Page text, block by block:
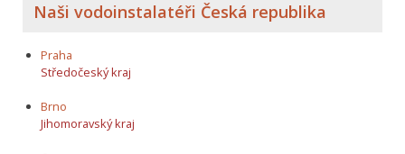
Naši vodoinstalatéři Česká republika
Praha
Středočeský kraj
Brno
Jihomoravský kraj